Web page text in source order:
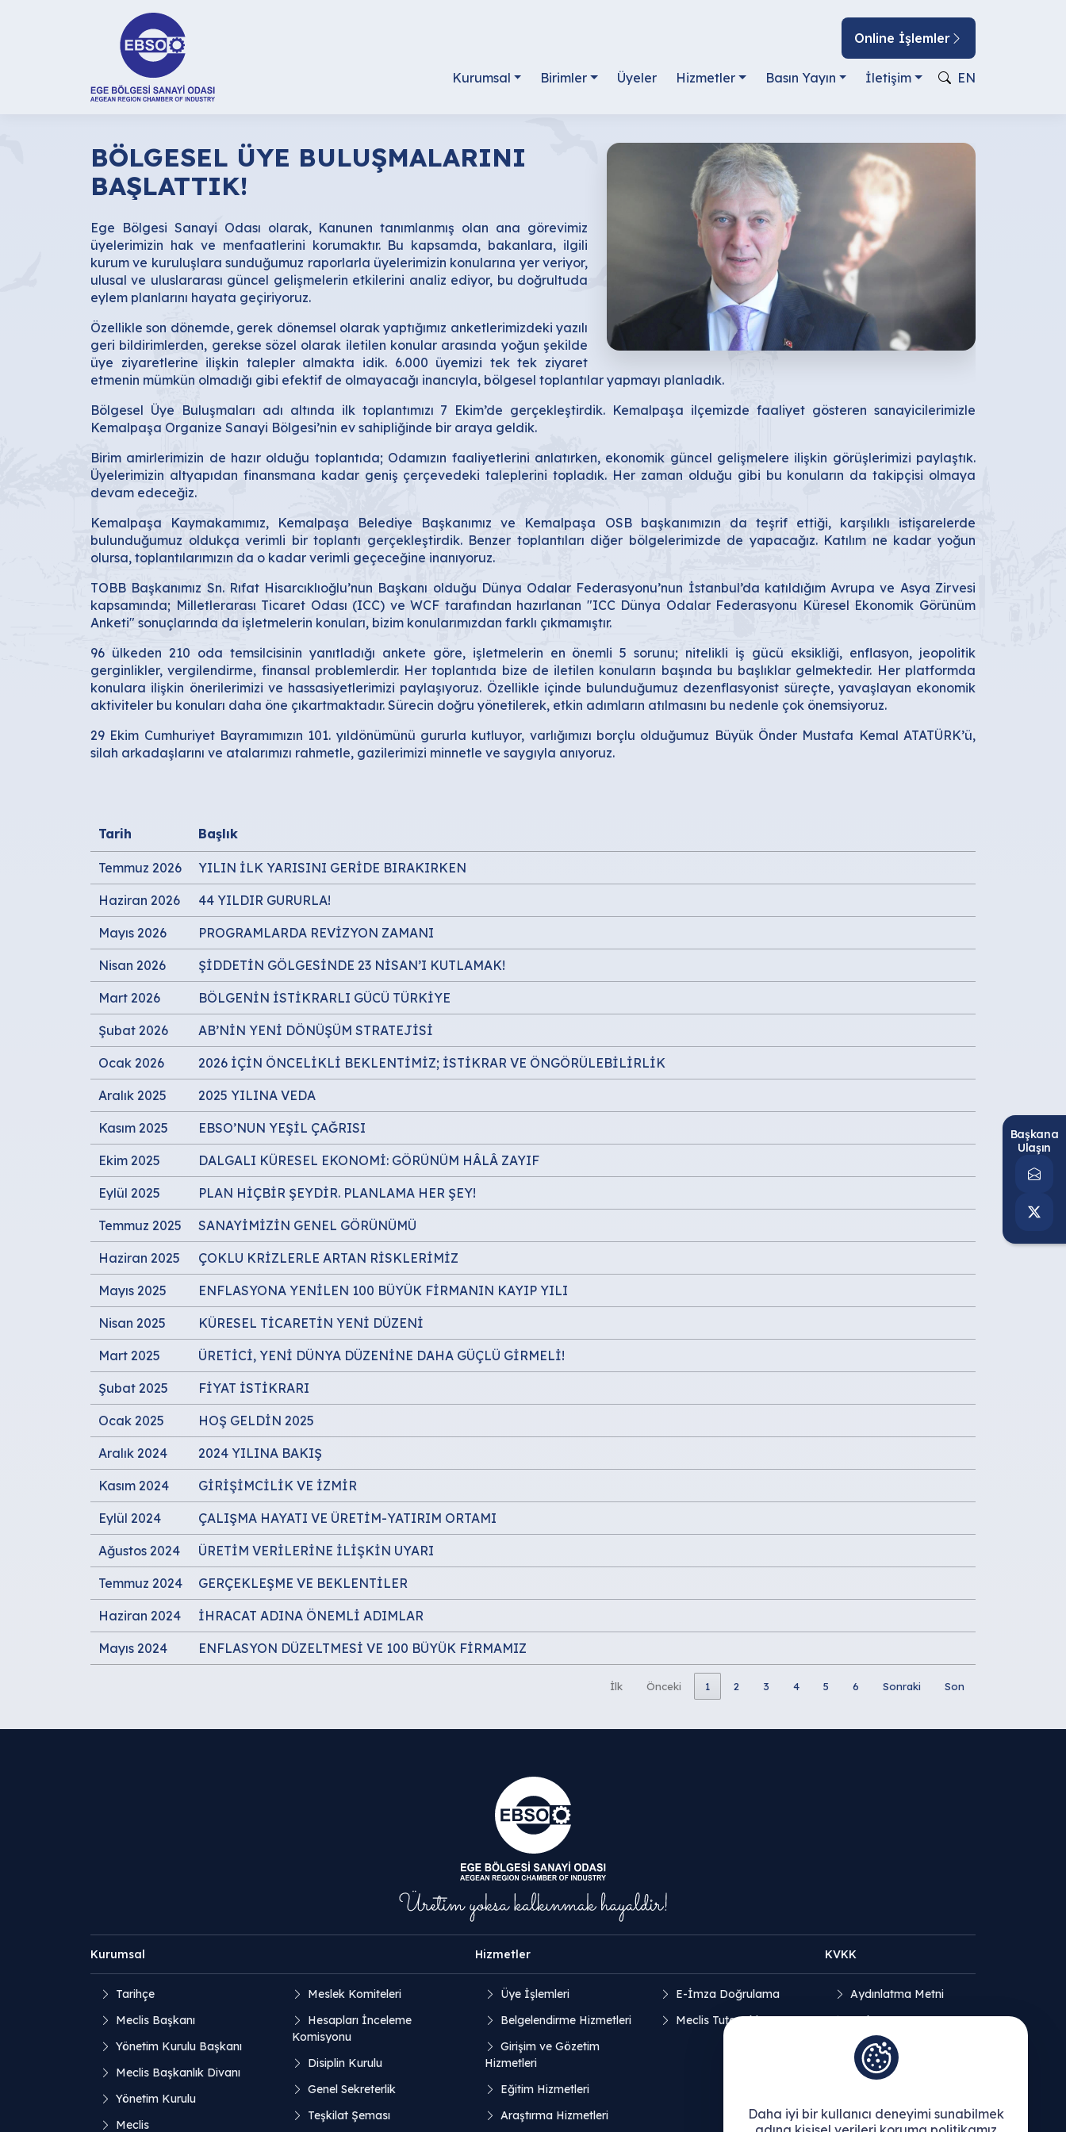
Online İşlemler
Kurumsal Birimler Üyeler Hizmetler Basın Yayın İletişim EN
BÖLGESEL ÜYE BULUŞMALARINI
BAŞLATTIK!
Ege Bölgesi Sanayi Odası olarak, Kanunen tanımlanmış olan ana görevimiz
üyelerimizin hak ve menfaatlerini korumaktır. Bu kapsamda, bakanlara, ilgili
kurum ve kuruluşlara sunduğumuz raporlarla üyelerimizin konularına yer veriyor,
ulusal ve uluslararası güncel gelişmelerin etkilerini analiz ediyor, bu doğrultuda
eylem planlarını hayata geçiriyoruz.
Özellikle son dönemde, gerek dönemsel olarak yaptığımız anketlerimizdeki yazılı
geri bildirimlerden, gerekse sözel olarak iletilen konular arasında yoğun şekilde
üye ziyaretlerine ilişkin talepler almakta idik. 6.000 üyemizi tek tek ziyaret
etmenin mümkün olmadığı gibi efektif de olmayacağı inancıyla, bölgesel toplantılar yapmayı planladık.
Bölgesel Üye Buluşmaları adı altında ilk toplantımızı 7 Ekim’de gerçekleştirdik. Kemalpaşa ilçemizde faaliyet gösteren sanayicilerimizle
Kemalpaşa Organize Sanayi Bölgesi’nin ev sahipliğinde bir araya geldik.
Birim amirlerimizin de hazır olduğu toplantıda; Odamızın faaliyetlerini anlatırken, ekonomik güncel gelişmelere ilişkin görüşlerimizi paylaştık.
Üyelerimizin altyapıdan finansmana kadar geniş çerçevedeki taleplerini topladık. Her zaman olduğu gibi bu konuların da takipçisi olmaya
devam edeceğiz.
Kemalpaşa Kaymakamımız, Kemalpaşa Belediye Başkanımız ve Kemalpaşa OSB başkanımızın da teşrif ettiği, karşılıklı istişarelerde
bulunduğumuz oldukça verimli bir toplantı gerçekleştirdik. Benzer toplantıları diğer bölgelerimizde de yapacağız. Katılım ne kadar yoğun
olursa, toplantılarımızın da o kadar verimli geçeceğine inanıyoruz.
TOBB Başkanımız Sn. Rıfat Hisarcıklıoğlu’nun Başkanı olduğu Dünya Odalar Federasyonu’nun İstanbul’da katıldığım Avrupa ve Asya Zirvesi
kapsamında; Milletlerarası Ticaret Odası (ICC) ve WCF tarafından hazırlanan "ICC Dünya Odalar Federasyonu Küresel Ekonomik Görünüm
Anketi" sonuçlarında da işletmelerin konuları, bizim konularımızdan farklı çıkmamıştır.
96 ülkeden 210 oda temsilcisinin yanıtladığı ankete göre, işletmelerin en önemli 5 sorunu; nitelikli iş gücü eksikliği, enflasyon, jeopolitik
gerginlikler, vergilendirme, finansal problemlerdir. Her toplantıda bize de iletilen konuların başında bu başlıklar gelmektedir. Her platformda
konulara ilişkin önerilerimizi ve hassasiyetlerimizi paylaşıyoruz. Özellikle içinde bulunduğumuz dezenflasyonist süreçte, yavaşlayan ekonomik
aktiviteler bu konuları daha öne çıkartmaktadır. Sürecin doğru yönetilerek, etkin adımların atılmasını bu nedenle çok önemsiyoruz.
29 Ekim Cumhuriyet Bayramımızın 101. yıldönümünü gururla kutluyor, varlığımızı borçlu olduğumuz Büyük Önder Mustafa Kemal ATATÜRK’ü,
silah arkadaşlarını ve atalarımızı rahmetle, gazilerimizi minnetle ve saygıyla anıyoruz.
Tarih Başlık
Temmuz 2026 YILIN İLK YARISINI GERİDE BIRAKIRKEN
Haziran 2026 44 YILDIR GURURLA!
Mayıs 2026 PROGRAMLARDA REVİZYON ZAMANI
Nisan 2026 ŞİDDETİN GÖLGESİNDE 23 NİSAN’I KUTLAMAK!
Mart 2026 BÖLGENİN İSTİKRARLI GÜCÜ TÜRKİYE
Şubat 2026 AB’NİN YENİ DÖNÜŞÜM STRATEJİSİ
Ocak 2026 2026 İÇİN ÖNCELİKLİ BEKLENTİMİZ; İSTİKRAR VE ÖNGÖRÜLEBİLİRLİK
Aralık 2025 2025 YILINA VEDA
Kasım 2025 EBSO’NUN YEŞİL ÇAĞRISI
Ekim 2025 DALGALI KÜRESEL EKONOMİ: GÖRÜNÜM HÂLÂ ZAYIF
Eylül 2025 PLAN HİÇBİR ŞEYDİR. PLANLAMA HER ŞEY!
Temmuz 2025 SANAYİMİZİN GENEL GÖRÜNÜMÜ
Haziran 2025 ÇOKLU KRİZLERLE ARTAN RİSKLERİMİZ
Mayıs 2025 ENFLASYONA YENİLEN 100 BÜYÜK FİRMANIN KAYIP YILI
Nisan 2025 KÜRESEL TİCARETİN YENİ DÜZENİ
Mart 2025 ÜRETİCİ, YENİ DÜNYA DÜZENİNE DAHA GÜÇLÜ GİRMELİ!
Şubat 2025 FİYAT İSTİKRARI
Ocak 2025 HOŞ GELDİN 2025
Aralık 2024 2024 YILINA BAKIŞ
Kasım 2024 GİRİŞİMCİLİK VE İZMİR
Eylül 2024 ÇALIŞMA HAYATI VE ÜRETİM-YATIRIM ORTAMI
Ağustos 2024 ÜRETİM VERİLERİNE İLİŞKİN UYARI
Temmuz 2024 GERÇEKLEŞME VE BEKLENTİLER
Haziran 2024 İHRACAT ADINA ÖNEMLİ ADIMLAR
Mayıs 2024 ENFLASYON DÜZELTMESİ VE 100 BÜYÜK FİRMAMIZ
İlk Önceki 1 2 3 4 5 6 Sonraki Son
Kurumsal
Tarihçe
Meclis Başkanı
Yönetim Kurulu Başkanı
Meclis Başkanlık Divanı
Yönetim Kurulu
Meclis
Meslek Komiteleri
Hesapları İnceleme
Komisyonu
Disiplin Kurulu
Genel Sekreterlik
Teşkilat Şeması
Hizmetler
Üye İşlemleri
Belgelendirme Hizmetleri
Girişim ve Gözetim
Hizmetleri
Eğitim Hizmetleri
Araştırma Hizmetleri
E-İmza Doğrulama
Meclis Tutanakları
KVKK
Aydınlatma Metni
Açık Rıza Beyanı
Çerez Politikası
Başkana
Ulaşın
Daha iyi bir kullanıcı deneyimi sunabilmek